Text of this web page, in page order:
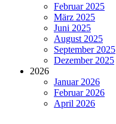
Februar 2025
März 2025
Juni 2025
August 2025
September 2025
Dezember 2025
2026
Januar 2026
Februar 2026
April 2026